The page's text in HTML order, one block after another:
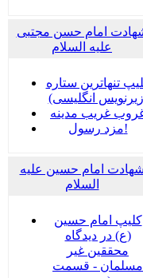
امام حسن مجتبی
علیه السلام
تنهاترین ستاره
انگلیسی)
غریب مدینه
مزد رسول!
شهادت امام حسین علیه
السلام
کلیپ امام حسین
(ع) در دیدگاه
محققین غیر
مسلمان - قسمت